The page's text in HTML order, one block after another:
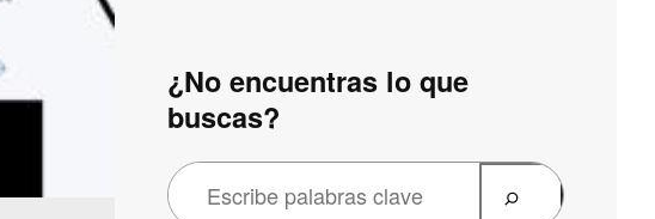
¿No encuentras lo que
buscas?